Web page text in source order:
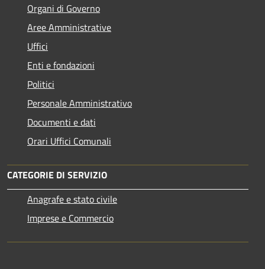
Organi di Governo
Aree Amministrative
Uffici
Enti e fondazioni
Politici
Personale Amministrativo
Documenti e dati
Orari Uffici Comunali
CATEGORIE DI SERVIZIO
Anagrafe e stato civile
Imprese e Commercio